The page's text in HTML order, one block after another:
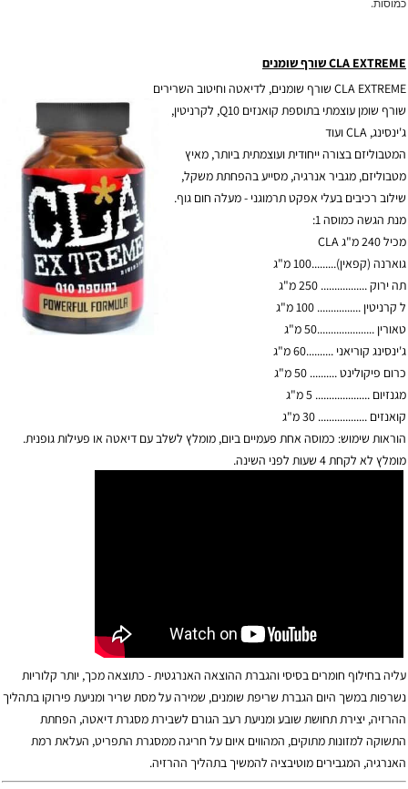
CLA EXTREME שורף שומנים
CLA EXTREME שורף שומנים, לדיאטה וחיטוב השרירים
שורף שומן עוצמתי בתוספת קואנזים Q10, לקרניטין,
ג'ינסינג, CLA ועוד
המטבוליזם בצורה ייחודית ועוצמתית ביותר, מאיץ
מטבוליזם, מגביר אנרגיה, מסייע בהפחתת משקל,
שילוב רכיבים בעלי אפקט תרמוגני - מעלה חום גוף.
מנת הגשה כמוסה 1:
מכיל 240 מ"ג CLA
גוארנה (קפאין).........100 מ"ג
תה ירוק ................. 250 מ"ג
ל קרניטין ................ 100 מ"ג
טאורין .....................50 מ"ג
ג'ינסינג קוריאני ..........60 מ"ג
כרום פיקולינט .......... 50 מ"ג
מגנזיום .................... 5 מ"ג
קואנזים .................. 30 מ"ג
הוראות שימוש: כמוסה אחת פעמיים ביום, מומלץ לשלב עם דיאטה או פעילות גופנית.
מומלץ לא לקחת 4 שעות לפני השינה.
עליה בחילוף חומרים בסיסי והגברת ההוצאה האנרגטית - כתוצאה מכך, יותר קלוריות
נשרפות במשך היום הגברת שריפת שומנים, שמירה על מסת שריר ומניעת פירוקו בתהליך
ההרזיה, יצירת תחושת שובע ומניעת רעב הגורם לשבירת מסגרת דיאטה, הפחתת
התשוקה למזונות מתוקים, המהווים איום על חריגה ממסגרת התפריט, העלאת רמת
האנרגיה, המגבירים מוטיבציה להמשיך בתהליך ההרזיה.